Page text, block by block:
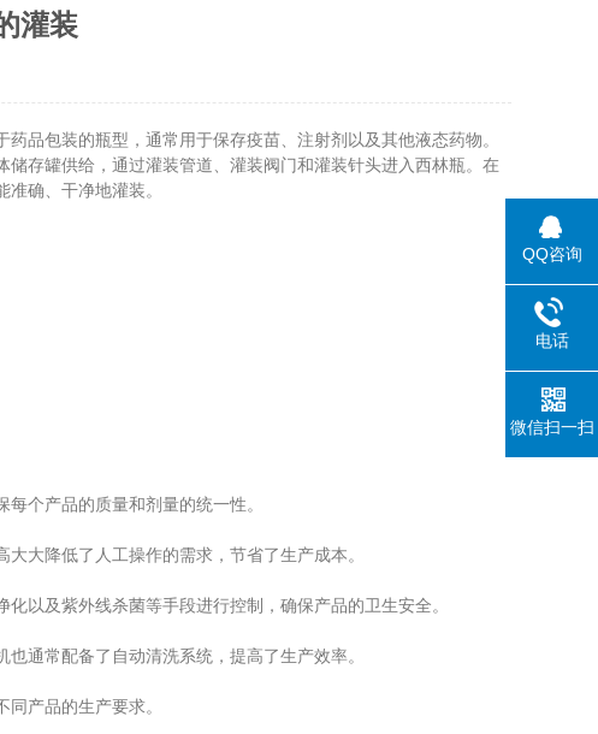
灌装
包装的瓶型，通常用于保存疫苗、注射剂以及其他液态药物。
存罐供给，通过灌装管道、灌装阀门和灌装针头进入西林瓶。在
确、干净地灌装。
个产品的质量和剂量的统一性。
大降低了人工操作的需求，节省了生产成本。
以及紫外线杀菌等手段进行控制，确保产品的卫生安全。
通常配备了自动清洗系统，提高了生产效率。
产品的生产要求。
QQ咨询
电话
微信扫一扫